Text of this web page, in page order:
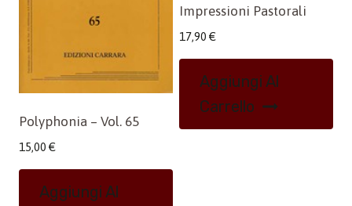
Polyphonia – Vol. 65
15,00 €
Aggiungi Al
Impressioni Pastorali
17,90 €
Aggiungi Al
Carrello